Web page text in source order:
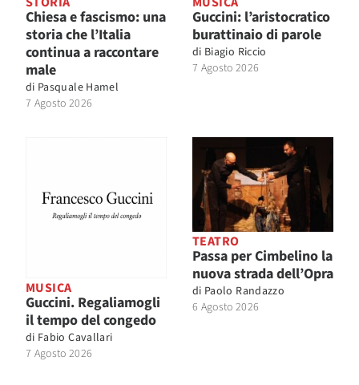
Chiesa e fascismo: una
storia che l’Italia
continua a raccontare
male
di Pasquale Hamel
7 Agosto 2026
Guccini: l’aristocratico
burattinaio di parole
di Biagio Riccio
7 Agosto 2026
MUSICA
Guccini. Regaliamogli
il tempo del congedo
di Fabio Cavallari
7 Agosto 2026
TEATRO
Passa per Cimbelino la
nuova strada dell’Opra
di Paolo Randazzo
6 Agosto 2026